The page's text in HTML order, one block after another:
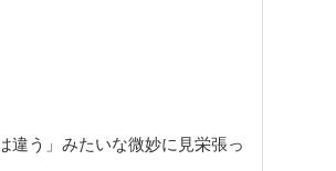
違う」みたいな微妙に見栄張っ